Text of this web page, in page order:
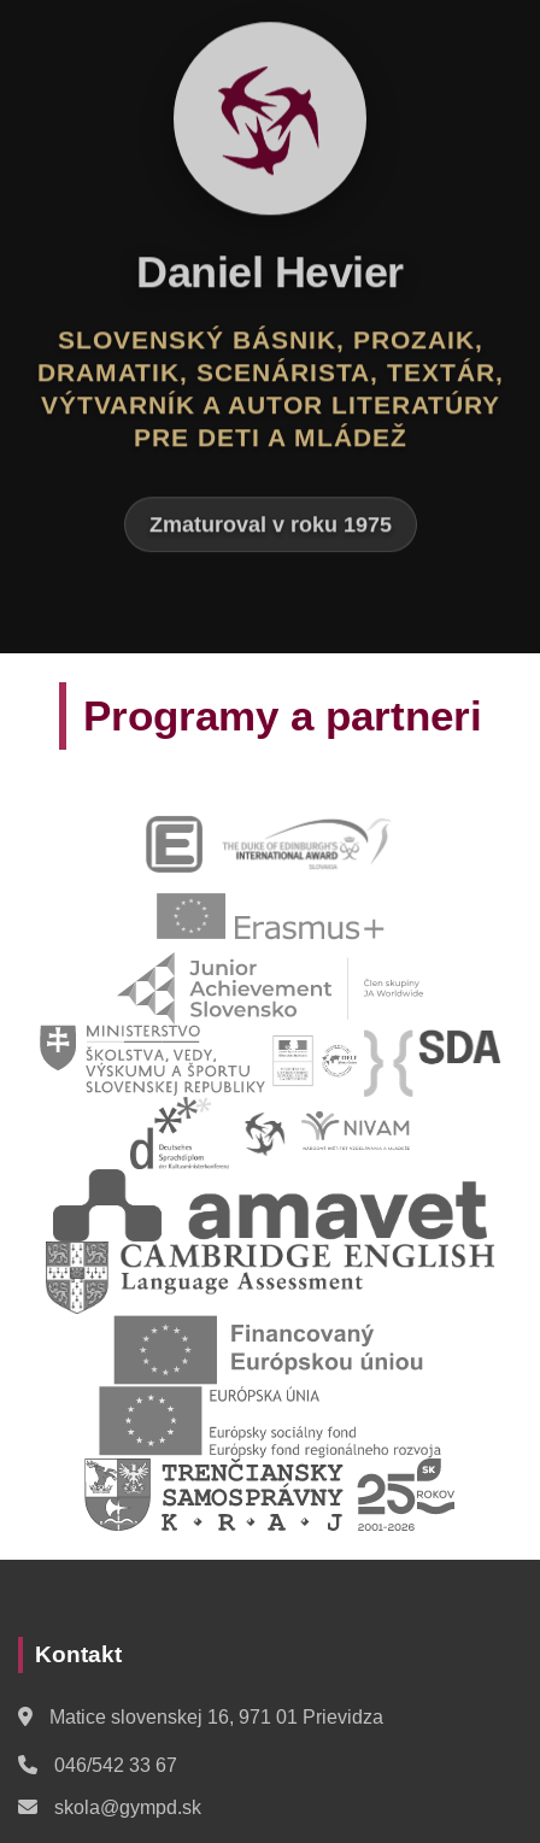
Daniel Hevier
SLOVENSKÝ BÁSNIK, PROZAIK,
DRAMATIK, SCENÁRISTA, TEXTÁR,
VÝTVARNÍK A AUTOR LITERATÚRY
PRE DETI A MLÁDEŽ
Zmaturoval v roku 1975
Programy a partneri
Kontakt
Matice slovenskej 16, 971 01 Prievidza
046/542 33 67
skola@gympd.sk